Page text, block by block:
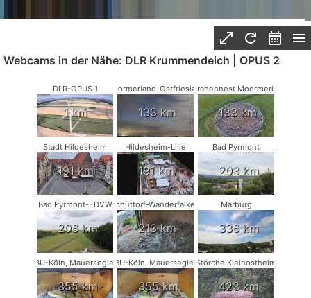
Webcams in der Nähe: DLR Krummendeich | OPUS 2
DLR-OPUS 1
1 km
Moormerland-Ostfriesland
133 km
Storchennest Moormerland
133 km
Stadt Hildesheim
191 km
Hildesheim-Lilie
191 km
Bad Pyrmont
203 km
Bad Pyrmont-EDVW
206 km
Schüttorf-Wanderfalken
213 km
Marburg
336 km
NABU-Köln, Mauersegler #1
355 km
NABU-Köln, Mauersegler #2
355 km
Störche Kleinostheim
423 km